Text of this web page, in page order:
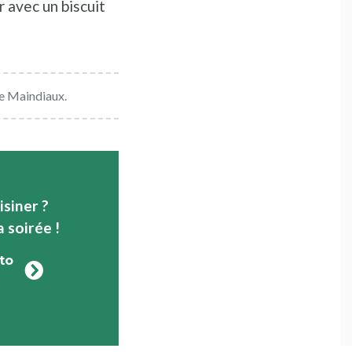
un biscuit
Maindiaux.
?
soirée !